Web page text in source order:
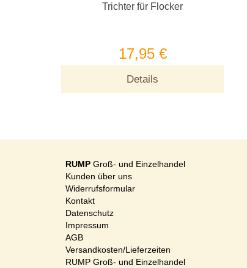
Trichter für Flocker
17,95 €
Details
RUMP Groß- und Einzelhandel
Kunden über uns
Widerrufsformular
Kontakt
Datenschutz
Impressum
AGB
Versandkosten/Lieferzeiten
RUMP Groß- und Einzelhandel